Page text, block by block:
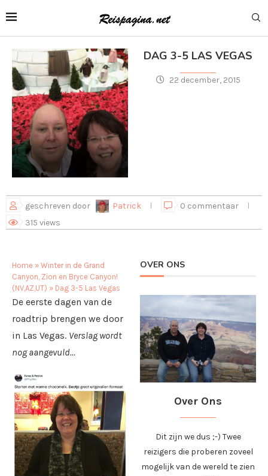
DAG 3-5 LAS VEGAS
22 december, 2015
geschreven door Patrick
0 commentaar
315 views
Home » Winter in de Grand
Canyon, Zion en Bryce Canyon!
(NV,AZ,UT) » Dag 3-5 Las Vegas
De eerste dagen van de
roadtrip brengen we door
in Las Vegas. Verslag wordt
nog aangevuld…
OVER ONS
Over Ons
Dit zijn we dus ;-) Twee
reizigers die proberen zoveel
mogelijk van de wereld te zien